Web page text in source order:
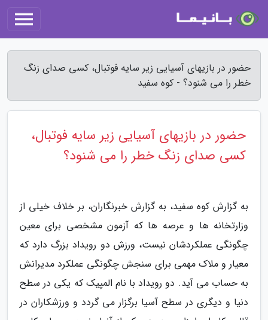
حضور در بازیهای آسیایی زیر سایه فوتبال، کسی صدای زنگ
خطر را می شنود؟ - کوه سفید
حضور در بازیهای آسیایی زیر سایه فوتبال،
کسی صدای زنگ خطر را می شنود؟
به گزارش کوه سفید، به گزارش خبرنگاران، بر خلاف خیلی از
وزارتخانه ها و عرصه ها که آزمون مشخصی برای معین
چگونگی عملکردشان نیست، ورزش دو رویداد بزرگ دارد که
معیار و ملاک مهمی برای سنجش چگونگی عملکرد مدیرانش
به حساب می آید. دو رویداد با نام المپیک که یکی در سطح
دنیا و دیگری در سطح آسیا برگزار می گردد و ورزشکاران در